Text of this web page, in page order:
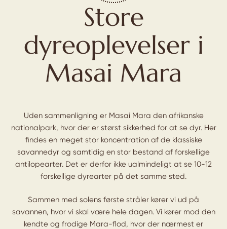
Store
dyreoplevelser i
Masai Mara
Uden sammenligning er Masai Mara den afrikanske
nationalpark, hvor der er størst sikkerhed for at se dyr. Her
findes en meget stor koncentration af de klassiske
savannedyr og samtidig en stor bestand af forskellige
antilopearter. Det er derfor ikke ualmindeligt at se 10-12
forskellige dyrearter på det samme sted.
Sammen med solens første stråler kører vi ud på
savannen, hvor vi skal være hele dagen. Vi kører mod den
kendte og frodige Mara-flod, hvor der nærmest er